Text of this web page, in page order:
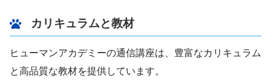
カリキュラムと教材
ヒューマンアカデミーの通信講座は、豊富なカリキュラム
と高品質な教材を提供しています。